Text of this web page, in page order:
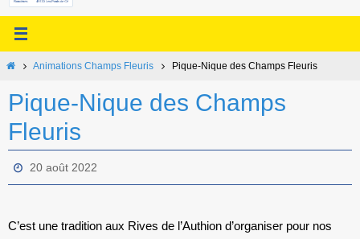
HomeAnimations Champs Fleuris Pique-Nique des Champs Fleuris
Pique-Nique des Champs
Fleuris
20 août 2022
C’est une tradition aux Rives de l’Authion d’organiser pour nos